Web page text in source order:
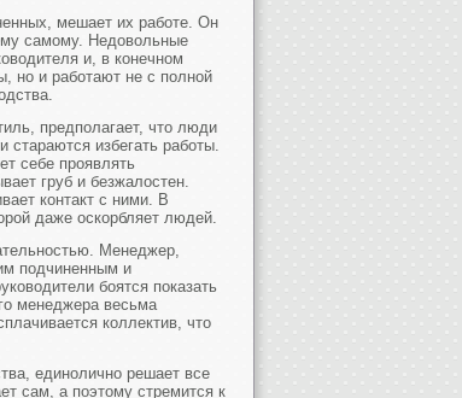
мешает их работе. Он
самому. Недовольные
и, в конечном
но и работают не с полной
предполагает, что люди
стараются избегать работы.
себе проявлять
груб и безжалостен.
контакт с ними. В
даже оскорбляет людей.
Менеджер,
подчиненным и
боятся показать
менеджера весьма
коллектив, что
единолично решает все
сам, а поэтому стремится к